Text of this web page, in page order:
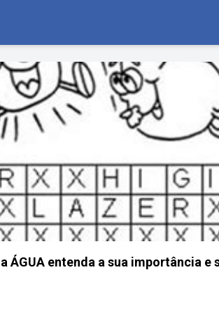
ÁGUA entenda a sua importância e